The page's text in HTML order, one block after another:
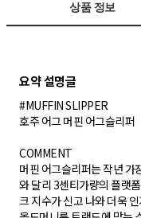
상품 정보
#MUFFIN SLIPPER
호주 어그 머핀 어그슬리퍼
COMMENT
머핀 어그슬리퍼는 작년 가
와 달리 3센티가량의 플랫
크 지수가 신고 나와 더욱